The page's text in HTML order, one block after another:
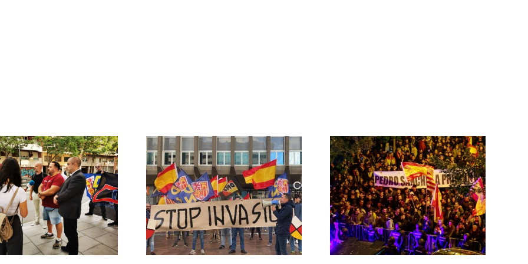
Crónica acto DN
contra la invasión
migratoria y el
gran reemplazo
MADRID 4 DE NOVIEMBRE
DN ante las
protestas contra el
Gobierno
CONTRA LA AMNISTÍA